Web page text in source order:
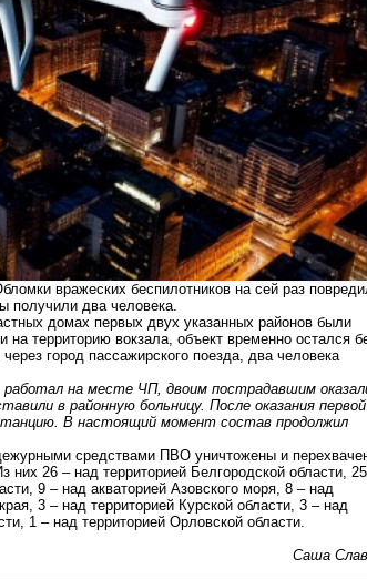
вражеских беспилотников на сей раз
получили два человека.
домах первых двух указанных районов были
территорию вокзала, объект временно остался
город пассажирского поезда, два человека
работал на месте ЧП, двоим пострадавшим
в районную больницу. После оказания первой
В настоящий момент состав продолжил
средствами ПВО уничтожены и
них 26 – над территорией Белгородской области,
9 – над акваторией Азовского моря, 8 – над
3 – над территорией Курской области, 3 – над
1 – над территорией Орловской области.
Саша